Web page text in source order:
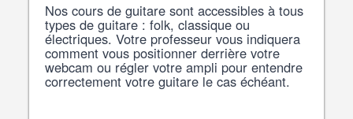
Nos cours de guitare sont accessibles à tous
types de guitare : folk, classique ou
électriques. Votre professeur vous indiquera
comment vous positionner derrière votre
webcam ou régler votre ampli pour entendre
correctement votre guitare le cas échéant.